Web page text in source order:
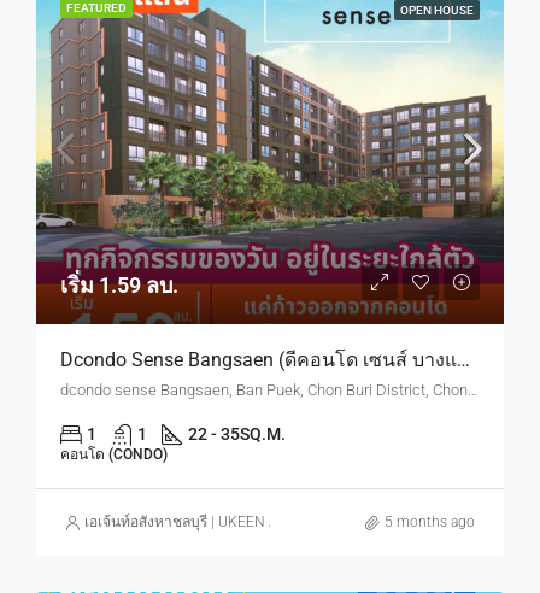
FEATURED OPEN HOUSE
เริ่ม 1.59 ลบ.
Dcondo Sense Bangsaen (ดีคอนโด เซนส์ บางแสน) ทำเลใกล้ ม.บูรพา
dcondo sense Bangsaen, Ban Puek, Chon Buri District, Chon Buri, Thailand
1 1 22 - 35SQ.M.
คอนโด (CONDO)
เอเจ้นท์อสังหาชลบุรี | UKEEN ASSET CO., LTD. 5 months ago